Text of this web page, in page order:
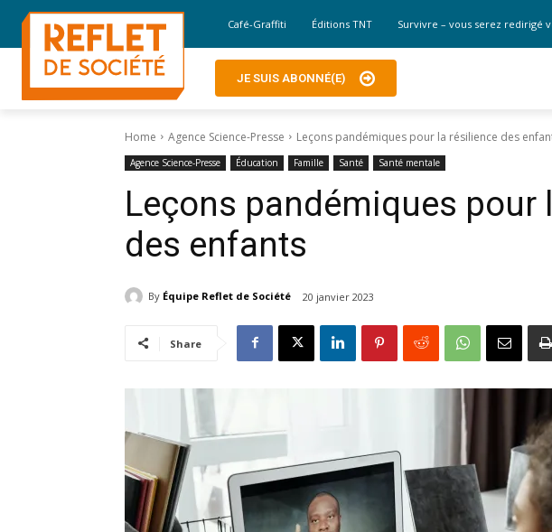
Café-Graffiti Éditions TNT Survivre – vous serez redirigé
JE SUIS ABONNÉ(E)
Home Agence Science-Presse Leçons pandémiques pour la résilience des
Agence Science-Presse Éducation Famille Santé Santé mentale
Leçons pandémiques pour
des enfants
By Équipe Reflet de Société 20 janvier 2023
Share